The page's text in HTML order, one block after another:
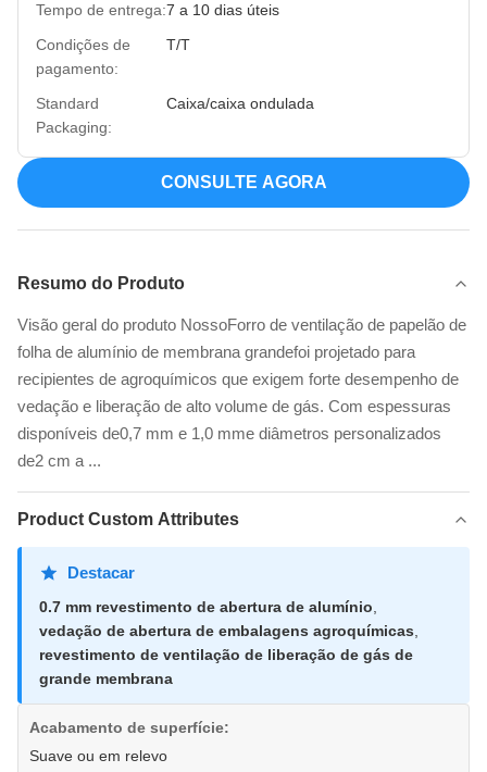
Tempo de entrega:7 a 10 dias úteis
Condições de
pagamento:
T/T
Standard
Packaging:
Caixa/caixa ondulada
CONSULTE AGORA
Resumo do Produto
Visão geral do produto NossoForro de ventilação de papelão de
folha de alumínio de membrana grandefoi projetado para
recipientes de agroquímicos que exigem forte desempenho de
vedação e liberação de alto volume de gás. Com espessuras
disponíveis de0,7 mm e 1,0 mme diâmetros personalizados
de2 cm a ...
Product Custom Attributes
Destacar
0.7 mm revestimento de abertura de alumínio,
vedação de abertura de embalagens agroquímicas,
revestimento de ventilação de liberação de gás de
grande membrana
Acabamento de superfície:
Suave ou em relevo